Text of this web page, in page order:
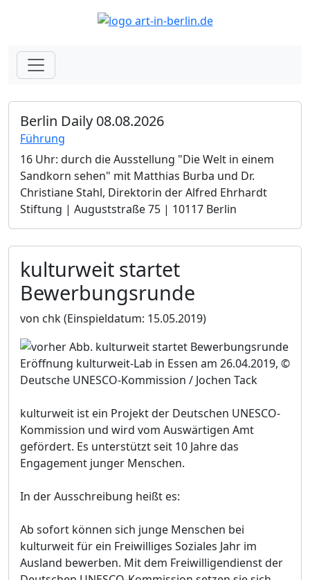
Berlin Daily 08.08.2026
Führung
16 Uhr: durch die Ausstellung "Die Welt in einem
Sandkorn sehen" mit Matthias Burba und Dr.
Christiane Stahl, Direktorin der Alfred Ehrhardt
Stiftung | Auguststraße 75 | 10117 Berlin
kulturweit startet
Bewerbungsrunde
von chk(Einspieldatum: 15.05.2019)
Eröffnung kulturweit-Lab in Essen am 26.04.2019, ©
Deutsche UNESCO-Kommission / Jochen Tack
kulturweit ist ein Projekt der Deutschen UNESCO-
Kommission und wird vom Auswärtigen Amt
gefördert. Es unterstützt seit 10 Jahre das
Engagement junger Menschen.
In der Ausschreibung heißt es:
Ab sofort können sich junge Menschen bei
kulturweit für ein Freiwilliges Soziales Jahr im
Ausland bewerben. Mit dem Freiwilligendienst der